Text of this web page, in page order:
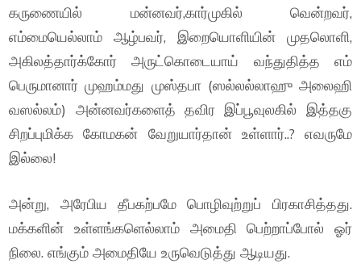
கருணையில் மன்னவர்,கார்முகில் வென்றவர்,
எம்மையெல்லாம் ஆழ்பவர், இறையொளியின் முதலொளி,
அகிலத்தார்க்கோர் அருட்கொடையாய் வந்துதித்த எம்
பெருமானார் முஹம்மது முஸ்தபா (ஸல்லல்லாஹு அலைஹி
வஸல்லம்) அன்னவர்களைத் தவிர இப்பூவுலகில் இத்தகு
சிறப்புமிக்க கோமகன் வேறுயார்தான் உள்ளார்..? எவருமே
இல்லை!
அன்று, அரேபிய தீபகற்பமே பொழிவுற்றுப் பிரகாசித்தது.
மக்களின் உள்ளங்களெல்லாம் அமைதி பெற்றாப்போல் ஓர்
நிலை. எங்கும் அமைதியே உருவெடுத்து ஆடியது.